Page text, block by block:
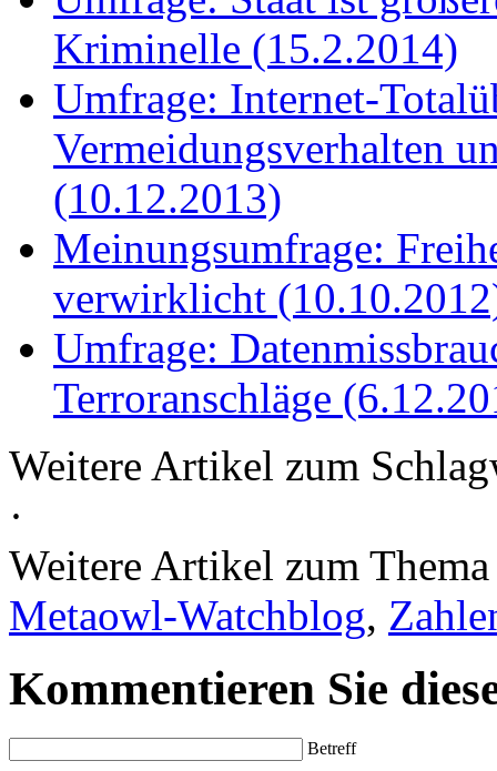
Kriminelle (15.2.2014)
Umfrage: Internet-
Vermeidungsverhalten
(10.12.2013)
Meinungsumfrage:
verwirklicht
Umfrage:
Terroranschläge
Weitere Artikel zum
·
Weitere Artikel zum
Metaowl-Watchblog,
Kommentieren Sie
Betreff